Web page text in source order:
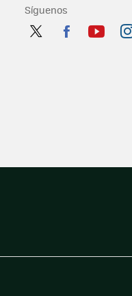
Síguenos